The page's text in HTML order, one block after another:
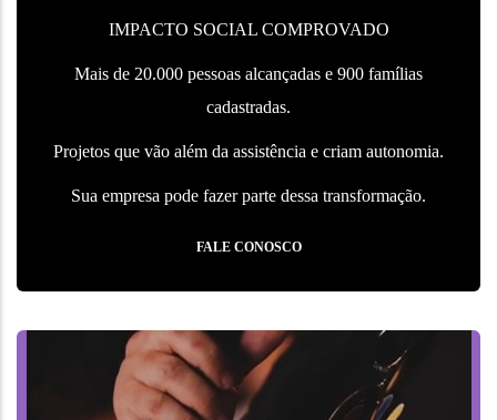
IMPACTO SOCIAL COMPROVADO
Mais de 20.000 pessoas alcançadas e 900 famílias
cadastradas.
Projetos que vão além da assistência e criam autonomia.
Sua empresa pode fazer parte dessa transformação.
FALE CONOSCO